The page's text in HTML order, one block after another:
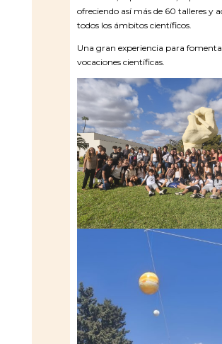
ofreciendo así más de 60 talleres y
todos los ámbitos científicos.
Una gran experiencia para
vocaciones científicas.